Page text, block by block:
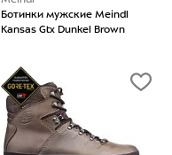
Ботинки мужские Meindl
Kansas Gtx Dunkel Brown